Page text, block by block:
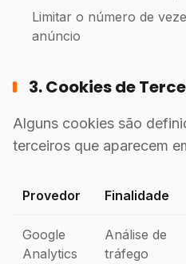
Limitar o número de
anúncio
3. Cookies de
Alguns cookies são
terceiros que aparecem
Provedor Finalidade
Google
Analytics
Análise de
tráfego